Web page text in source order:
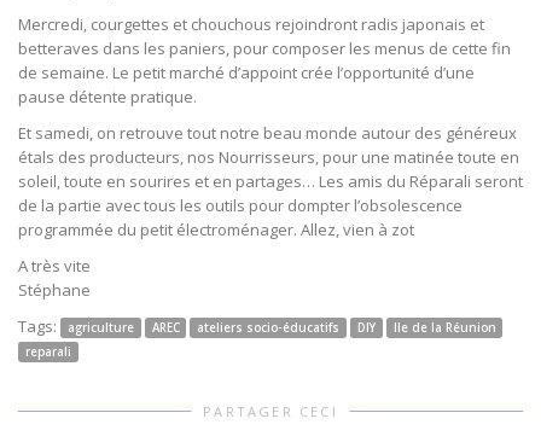
Mercredi, courgettes et chouchous rejoindront radis japonais et
betteraves dans les paniers, pour composer les menus de cette fin
de semaine. Le petit marché d’appoint crée l’opportunité d’une
pause détente pratique.
Et samedi, on retrouve tout notre beau monde autour des généreux
étals des producteurs, nos Nourrisseurs, pour une matinée toute en
soleil, toute en sourires et en partages… Les amis du Réparali seront
de la partie avec tous les outils pour dompter l’obsolescence
programmée du petit électroménager. Allez, vien à zot
A très vite
Stéphane
Tags:
agriculture AREC ateliers socio-éducatifs DIY
Ile de la Réunion
reparali
PARTAGER CECI